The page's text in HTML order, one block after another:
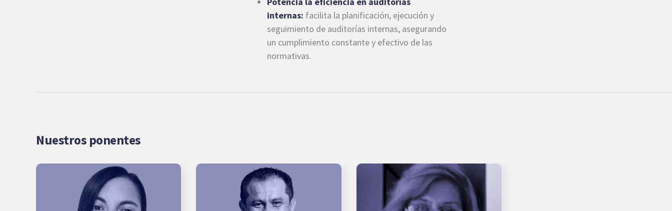
internas: facilita la planificación, ejecución y
seguimiento de auditorías internas, asegurando
un cumplimiento constante y efectivo de las
normativas.
Nuestros ponentes